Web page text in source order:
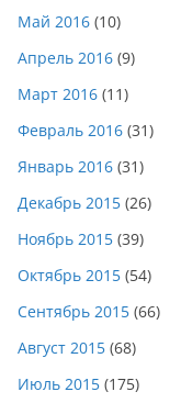
Май 2016 (10)
Апрель 2016 (9)
Март 2016 (11)
Февраль 2016 (31)
Январь 2016 (31)
Декабрь 2015 (26)
Ноябрь 2015 (39)
Октябрь 2015 (54)
Сентябрь 2015 (66)
Август 2015 (68)
Июль 2015 (175)